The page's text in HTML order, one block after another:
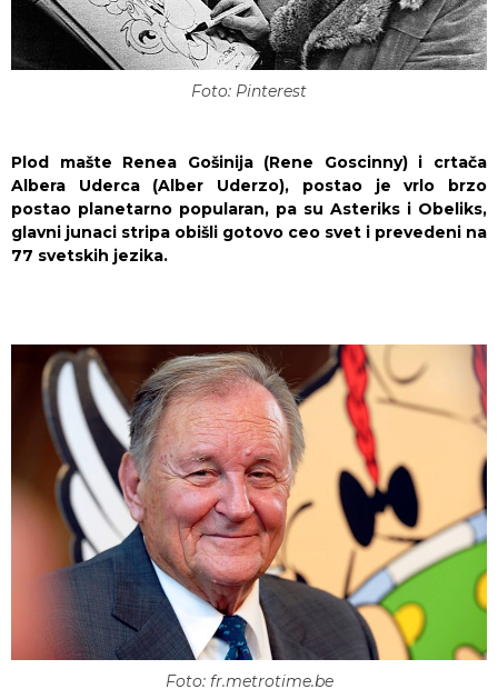
Foto: Pinterest
Plod mašte Renea Gošinija (Rene Goscinny) i crtača
Albera Uderca (Alber Uderzo), postao je vrlo brzo
postao planetarno popularan, pa su Asteriks i Obeliks,
glavni junaci stripa obišli gotovo ceo svet i prevedeni na
77 svetskih jezika.
Foto: fr.metrotime.be